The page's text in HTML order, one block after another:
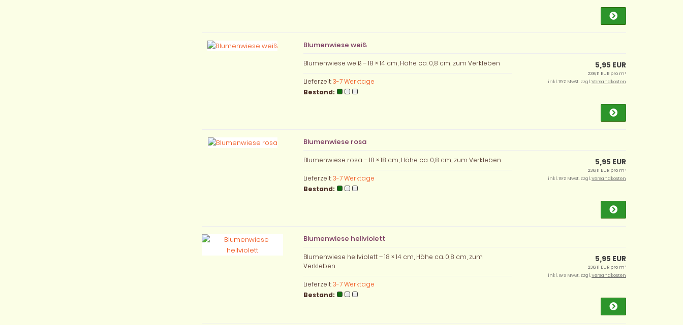
Blumenwiese weiß
Blumenwiese weiß – 18 × 14 cm, Höhe ca. 0,8 cm, zum Verkleben
Lieferzeit:3-7 Werktage
Bestand:
5,95 EUR
236,11 EUR pro m²
inkl. 19 % MwSt. zzgl.Versandkosten
Blumenwiese rosa
Blumenwiese rosa – 18 × 18 cm, Höhe ca. 0,8 cm, zum Verkleben
Lieferzeit:3-7 Werktage
Bestand:
5,95 EUR
236,11 EUR pro m²
inkl. 19 % MwSt. zzgl.Versandkosten
Blumenwiese hellviolett
Blumenwiese hellviolett – 18 × 14 cm, Höhe ca. 0,8 cm, zum
Verkleben
Lieferzeit:3-7 Werktage
Bestand:
5,95 EUR
236,11 EUR pro m²
inkl. 19 % MwSt. zzgl.Versandkosten